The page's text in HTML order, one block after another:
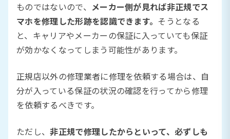
ものではないので、 メーカー側が見れば非正規でス
マホを修理した形跡を認識できます。 そうとなる
と、キャリアやメーカーの保証に入っていても保証
が効かなくなってしまう可能性があります。
正規店以外の修理業者に修理を依頼する場合は、自
分が入っている保証の状況の確認を行ってから修理
を依頼するべきです。
ただし、非正規で修理したからといって、必ずしも